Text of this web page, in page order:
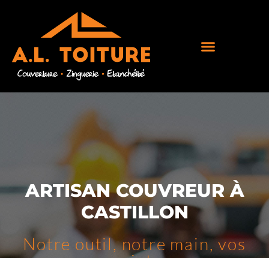
ARTISAN COUVREUR À
CASTILLON
Notre outil, notre main, vos